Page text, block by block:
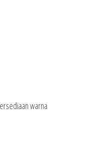
warna